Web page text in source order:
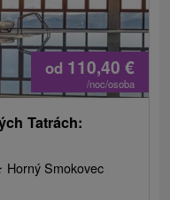
od 110,40 €
/noc/osoba
Tatrách:
Horný Smokovec